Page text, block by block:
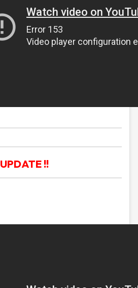
UPDATE !!